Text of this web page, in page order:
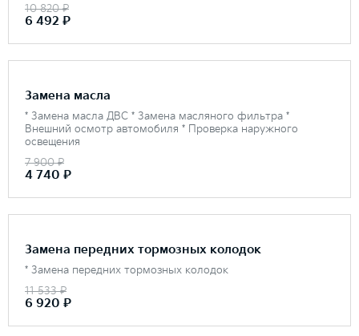
10 820 ₽
6 492 ₽
Замена масла
* Замена масла ДВС * Замена масляного фильтра *
Внешний осмотр автомобиля * Проверка наружного
освещения
7 900 ₽
4 740 ₽
Замена передних тормозных колодок
* Замена передних тормозных колодок
11 533 ₽
6 920 ₽